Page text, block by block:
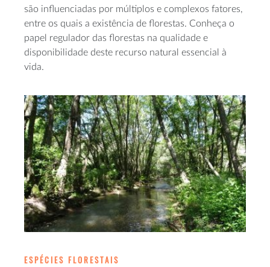
são influenciadas por múltiplos e complexos fatores,
entre os quais a existência de florestas. Conheça o
papel regulador das florestas na qualidade e
disponibilidade deste recurso natural essencial à
vida.
ESPÉCIES FLORESTAIS